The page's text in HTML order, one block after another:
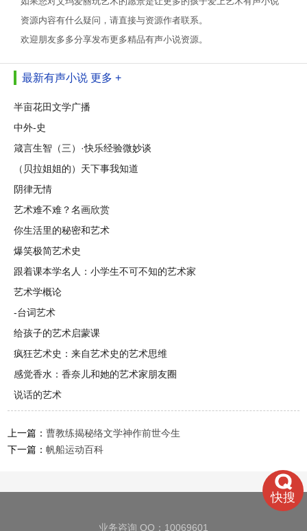
资源内容有什么疑问，请直接与资源作者联系。
欢迎朋友多多分享发布更多精品有声小说资源。
最新有声小说 更多 +
半亩花田文学广播
中外-史
箴言生智（三）·快乐经验微妙谈
（贝拉姐姐的）天下事我知道
阴律无情
艺术难不难？名画欣赏
你生活里的秘密和艺术
爆笑极简艺术史
跟着课本学名人：小学生不可不知的艺术家
艺术学概论
-台词艺术
给孩子的艺术启蒙课
疯狂艺术史：来自艺术史的艺术思维
感觉香水：香奈儿和她的艺术家朋友圈
说话的艺术
上一篇：曹教练揭秘络文学神作前世今生
下一篇：帆船运动百科
快搜
业务咨询 QQ：10069601